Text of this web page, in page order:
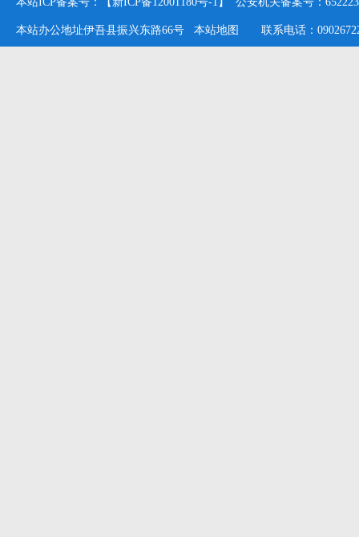
本站办公地址伊吾县振兴东路66号 本站地图 联系电话：